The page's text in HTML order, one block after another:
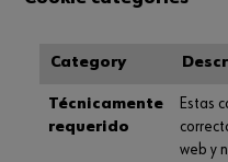
Category
Técnicamente
requerido
Estas
web y